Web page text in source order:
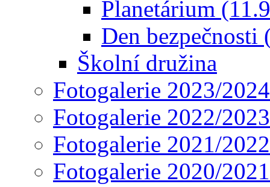
Planetárium
Den bezpečnosti
Školní družina
Fotogalerie 2023/2024
Fotogalerie 2022/2023
Fotogalerie 2021/2022
Fotogalerie 2020/2021